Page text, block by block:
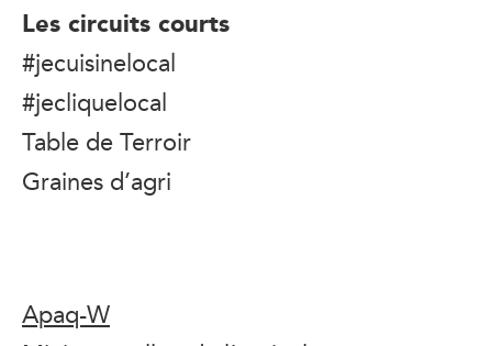
Les circuits courts
#jecuisinelocal
#jecliquelocal
Table de Terroir
Graines d’agri
Apaq-W